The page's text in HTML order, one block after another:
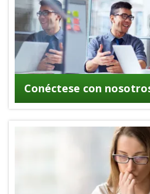
Conéctese con